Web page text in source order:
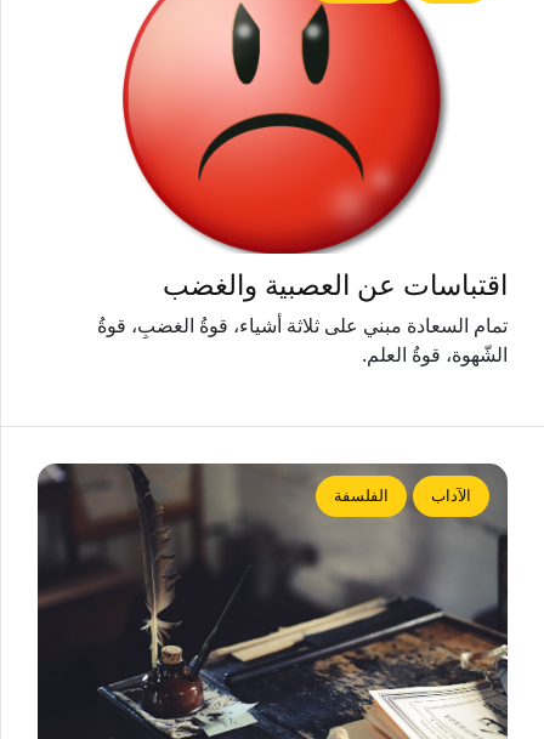
اقتباسات عن العصبية والغضب
تمام السعادة مبني على ثلاثة أشياء، قوةُ الغضبِ، قوةُ
الشّهوة، قوةُ العلم.
الآداب الفلسفة